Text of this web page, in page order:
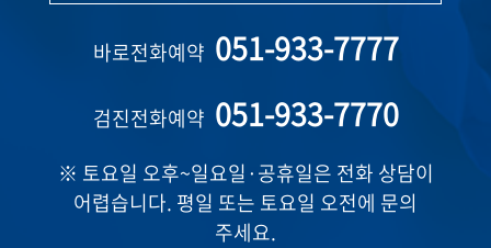
바로전화예약 051-933-7777
검진전화예약 051-933-7770
※ 토요일 오후~일요일·공휴일은 전화 상담이
어렵습니다. 평일 또는 토요일 오전에 문의
주세요.